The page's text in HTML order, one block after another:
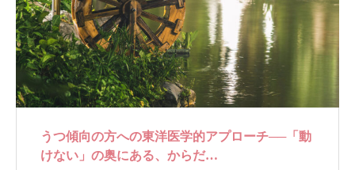
うつ傾向の方への東洋医学的アプローチ──「動
けない」の奥にある、からだ…